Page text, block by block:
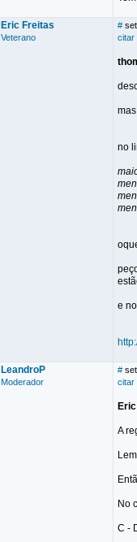
Eric Freitas
Veterano
#
citar
no
e
LeandroP
Moderador
#
citar
A
No
C -